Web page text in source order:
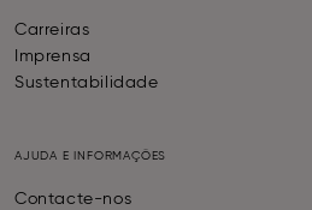
Carreiras
Imprensa
Sustentabilidade
AJUDA E INFORMAÇÕES
Contacte-nos